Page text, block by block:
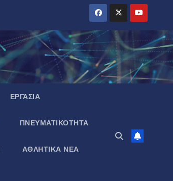
ΕΡΓΑΣΙΑ
ΠΝΕΥΜΑΤΙΚΌΤΗΤΑ
ΑΘΛΗΤΙΚΑ ΝΕΑ